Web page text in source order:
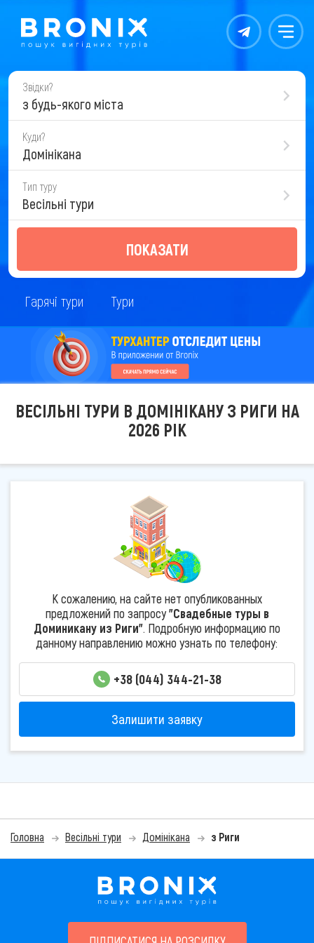
Контакты Меню
Звідки?
з будь-якого міста
Куди?
Домінікана
Тип туру
Весільні тури
ПОКАЗАТИ
Гарячі тури Тури
ВЕСІЛЬНІ ТУРИ В ДОМІНІКАНУ З РИГИ НА
2026 РІК
К сожалению, на сайте нет опубликованных
предложений по запросу"Свадебные туры в
Доминикану из Риги". Подробную информацию по
данному направлению можно узнать по телефону:
+38 (044) 344-21-38
Залишити заявку
Головна Весільні тури Домінікана з Риги